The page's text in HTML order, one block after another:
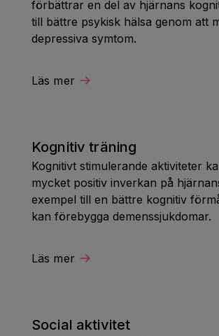
förbättrar en del av hjärnans
till bättre psykisk hälsa genom att
depressiva symtom.
Läs mer
Kognitiv träning
Kognitivt stimulerande aktiviteter
mycket positiv inverkan på
exempel till en bättre kognitiv
kan förebygga demenssjukdomar.
Läs mer
Social aktivitet